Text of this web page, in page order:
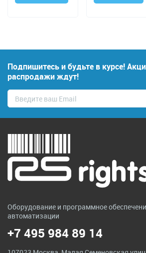
Подпишитесь и будьте в курсе!
распродажи ждут!
Оборудование и программное
автоматизации
+7 495 984 89 14